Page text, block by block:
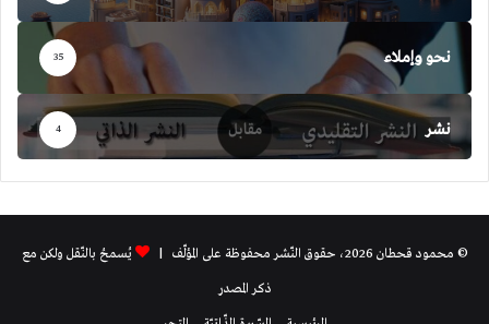
نحو وإملاء 35
نشر 4
© محمود قحطان 2026، حقوق النّشر محفوظة على المؤلّف |
يُسمحُ بالنّقل ولكن مع
ذكر المصدر